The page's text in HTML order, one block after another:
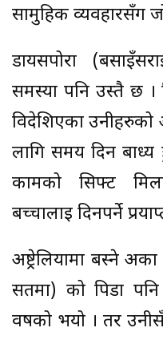
सामुहिक व्यवहारसँग
डायसपोरा
समस्या पनि उस्तै छ ।
विदेशिएका उनीहरुको
लागि समय दिन बाध्य
कामको सिफ्ट
बच्चालाई दिनपर्ने
अष्ट्रेलियामा बस्ने
सर्तमा) को पिडा
वर्षको भयो । तर